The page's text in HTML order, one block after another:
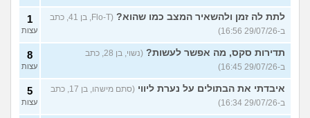
לתת לה זמן ולהשאיר המצב כמו שהוא?
(Flo-T, בן 41, כתב
ב-29/07/26 16:56)
1
עצות
תדירות סקס, מה אפשר לעשות?
(נשוי, בן 28, כתב
ב-29/07/26 16:45)
8
עצות
איבדתי את הבתולים על נערת ליווי
(סתם מישהו, בן 17, כתב
ב-29/07/26 16:34)
5
עצות